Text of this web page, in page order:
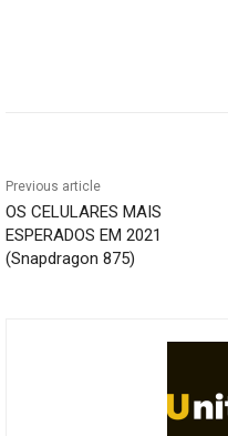
Previous article
OS CELULARES MAIS
ESPERADOS EM 2021
(Snapdragon 875)